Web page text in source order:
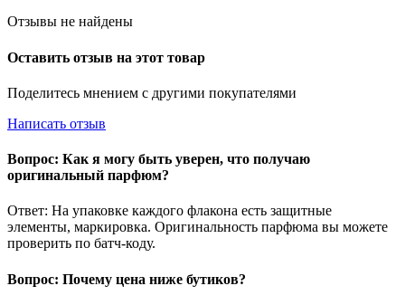
Отзывы не найдены
Оставить отзыв на этот товар
Поделитесь мнением с другими покупателями
Написать отзыв
Вопрос: Как я могу быть уверен, что получаю
оригинальный парфюм?
Ответ: На упаковке каждого флакона есть защитные
элементы, маркировка. Оригинальность парфюма вы можете
проверить по батч-коду.
Вопрос: Почему цена ниже бутиков?